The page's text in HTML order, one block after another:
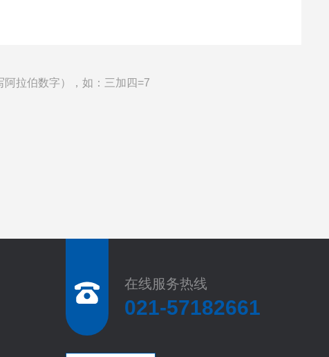
阿拉伯数字），如：三加四=7
在线服务热线
021-57182661